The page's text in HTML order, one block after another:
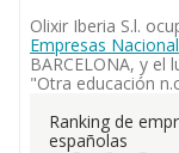
Olixir Iberia S.l.
Empresas Nacional
BARCELONA, y el
"Otra educación
Ranking de
españolas